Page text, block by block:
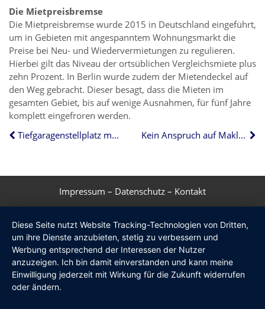
Die Mietpreisbremse
Die Mietpreisbremse wurde 2015 in Deutschland eingeführt,
um in Gebieten mit angespanntem Wohnungsmarkt die
Preise bei Neu- und Wiedervermietungen zu regulieren.
Hierbei gilt das Niveau der ortsüblichen Vergleichsmiete plus
zehn Prozent. In Berlin wurde zudem der Mietendeckel auf
den Weg gebracht. Dieser besagt, dass die Mieten im
gesamten Gebiet, bis auf wenige Ausnahmen, für fünf Jahre
komplett eingefroren werden.
Tiefgaragenstellplatz muss groß genug sein
Kein Anspruch auf Maklercourtage bei Nachlässigkeit
Impressum – Datenschutz – Kontakt
Diese Seite nutzt Website Tracking-Technologien von Dritten,
um ihre Dienste anzubieten, stetig zu verbessern und
Werbung entsprechend der Interessen der Nutzer
anzuzeigen. Ich bin damit einverstanden und kann meine
Einwilligung jederzeit mit Wirkung für die Zukunft widerrufen
oder ändern.